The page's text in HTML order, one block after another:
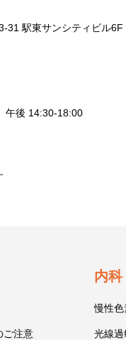
31 駅東サンシティビル6F
後 14:30-18:00
ご注意
内
慢性色
光線過